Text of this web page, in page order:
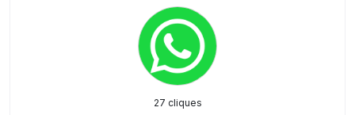
27 cliques